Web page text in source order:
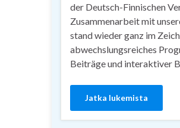
der Deutsch-Finnischen
Zusammenarbeit mit
stand wieder ganz im
abwechslungsreiches
Beiträge und interaktiver
Jatka lukemista